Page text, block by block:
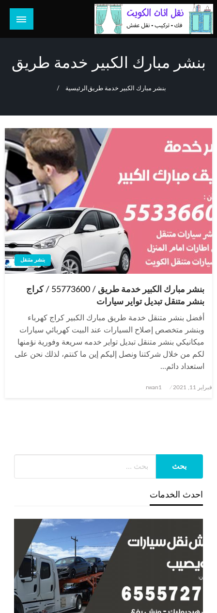
التخطي
إلى
المحتوى
هل تبحث عن أفضل خدمات بالكويت؟ خدمة فك نقل تركيب صيانة
بنشر مبارك الكبير خدمة طريق
الرئيسية بنشر مبارك الكبير خدمة طريق
بنشر متنقل
بنشر مبارك الكبير خدمة طريق / 55773600‬ / كراج
بنشر متنقل تبديل تواير سيارات
أفضل بنشر متنقل خدمة طريق مبارك الكبير كراج كهرباء
وبنشر متخصص إصلاح السيارات عند البيت كهربائي سيارات
ميكانيكي بنشر متنقل تبديل تواير خدمه سريعة وفورية نؤمنها
لكم من خلال شركتنا ونصل إليكم إين ما كنتم، لذلك نحن على
استعداد دائم…
نُشر
فبراير 11, 2021 rwan1
احدث الخدمات